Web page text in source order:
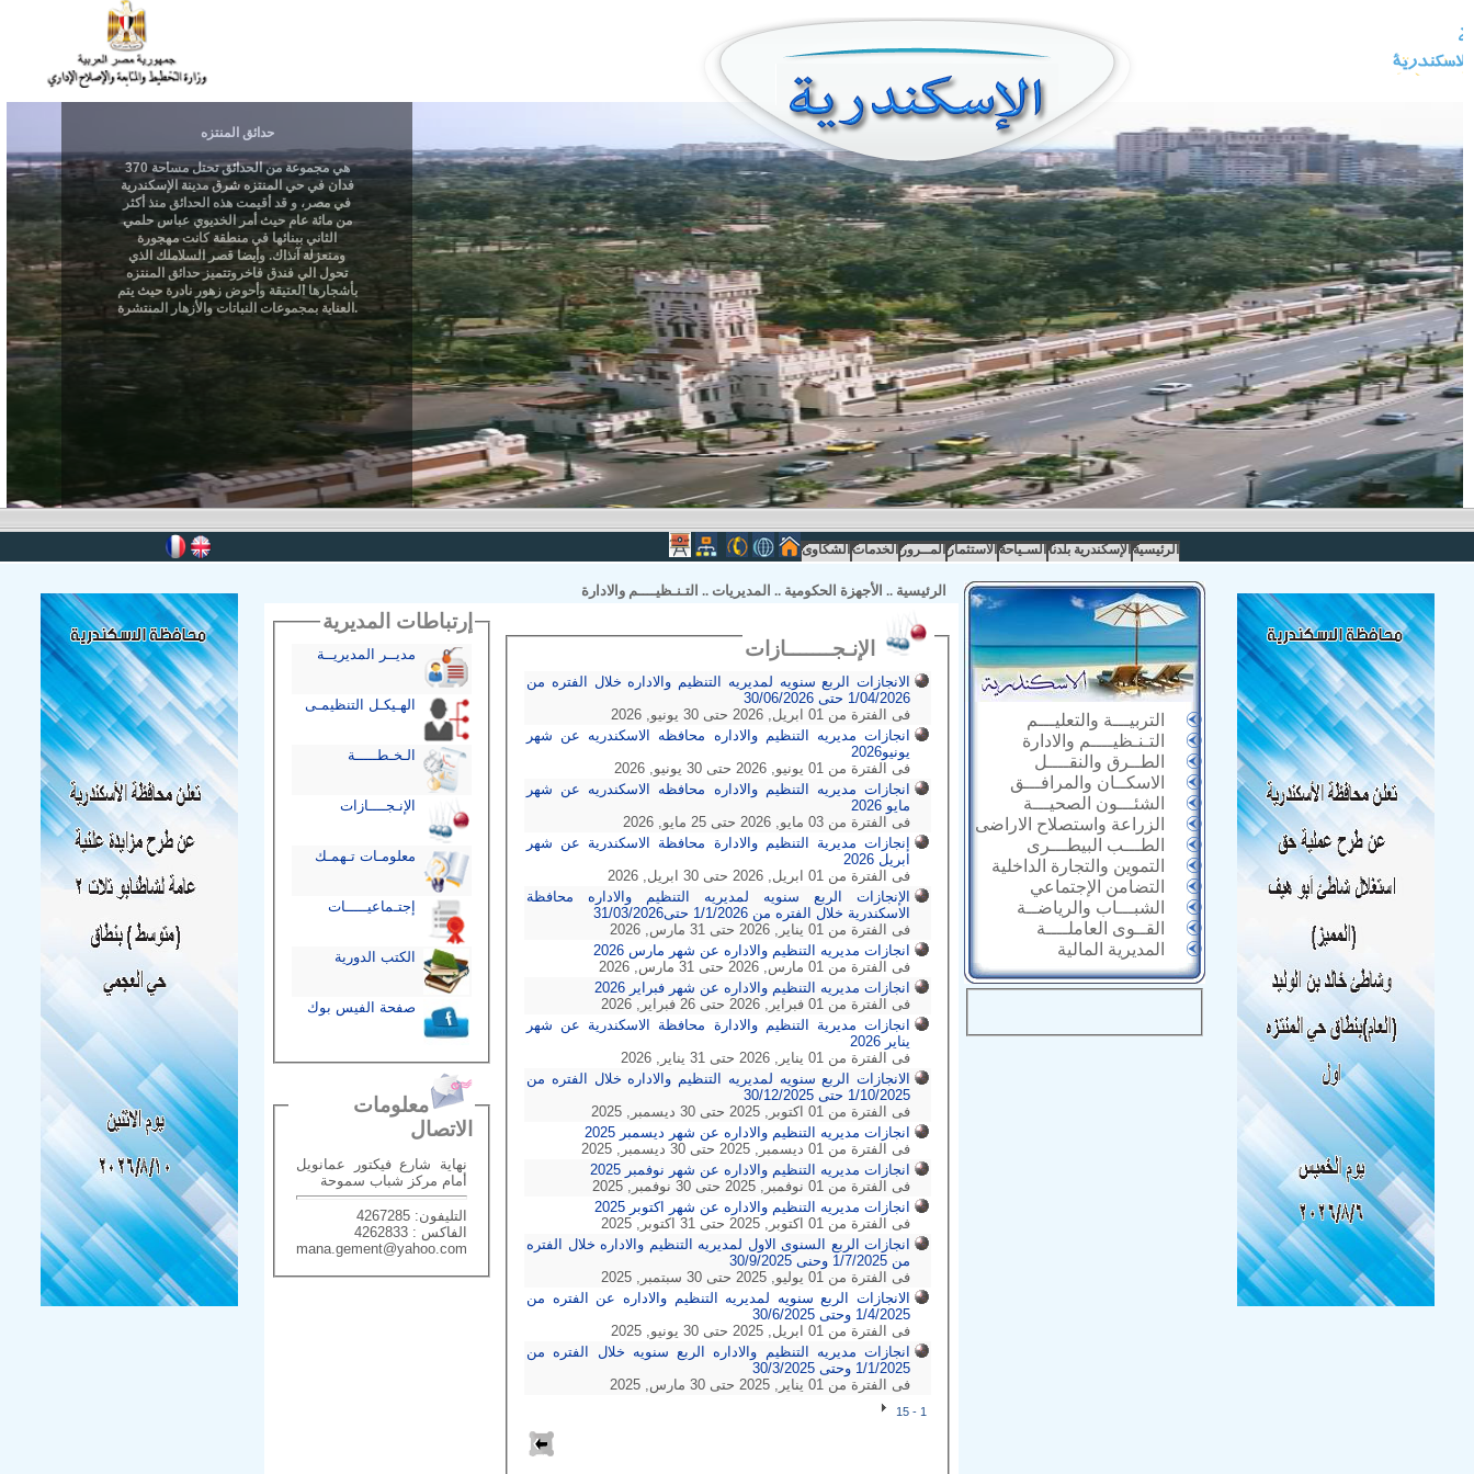
الرئيسية الإسكندرية بلدنا السـياحة الاستثمار المــرور الخدمات الشكاوى
التربيـــة والتعليـــم
التـنـظيــــم والادارة
الطــرق والنقــــل
الاسكــان والمرافـــق
الشئـــون الصحيـــة
الزراعة واستصلاح الاراضى
الطـــب البيطـــرى
التموين والتجارة الداخلية
التضامن الإجتماعي
الشبـــاب والرياضــة
القــوى العاملــــة
المديرية المالية
الرئيسية .. الأجهزة الحكومية .. المديريات .. التـنـظيــــم والادارة
الانجازات الربع سنويه لمديريه التنظيم والاداره خلال الفتره من
1/04/2026 حتى 30/06/2026
فى الفترة من 01 ابريل, 2026 حتى 30 يونيو, 2026
انجازات مديريه التنظيم والاداره محافظه الاسكندريه عن شهر
يونيو2026
فى الفترة من 01 يونيو, 2026 حتى 30 يونيو, 2026
انجازات مديريه التنظيم والاداره محافظه الاسكندريه عن شهر
مايو 2026
فى الفترة من 03 مايو, 2026 حتى 25 مايو, 2026
إنجازات مديرية التنظيم والادارة محافظة الاسكندرية عن شهر
ابريل 2026
فى الفترة من 01 ابريل, 2026 حتى 30 ابريل, 2026
الإنجازات الربع سنويه لمديريه التنظيم والاداره محافظة
الاسكندرية خلال الفتره من 1/1/2026 حتى31/03/2026
فى الفترة من 01 يناير, 2026 حتى 31 مارس, 2026
انجازات مديريه التنظيم والاداره عن شهر مارس 2026
فى الفترة من 01 مارس, 2026 حتى 31 مارس, 2026
انجازات مديريه التنظيم والاداره عن شهر فبراير 2026
فى الفترة من 01 فبراير, 2026 حتى 26 فبراير, 2026
انجازات مديرية التنظيم والادارة محافظة الاسكندرية عن شهر
يناير 2026
فى الفترة من 01 يناير, 2026 حتى 31 يناير, 2026
الانجازات الربع سنويه لمديريه التنظيم والاداره خلال الفتره من
1/10/2025 حتى 30/12/2025
فى الفترة من 01 اكتوبر, 2025 حتى 30 ديسمبر, 2025
انجازات مديريه التنظيم والاداره عن شهر ديسمبر 2025
فى الفترة من 01 ديسمبر, 2025 حتى 30 ديسمبر, 2025
انجازات مديريه التنظيم والاداره عن شهر نوفمبر 2025
فى الفترة من 01 نوفمبر, 2025 حتى 30 نوفمبر, 2025
انجازات مديريه التنظيم والاداره عن شهر اكتوبر 2025
فى الفترة من 01 اكتوبر, 2025 حتى 31 اكتوبر, 2025
انجازات الربع السنوى الاول لمديريه التنظيم والاداره خلال الفتره
من 1/7/2025 وحنى 30/9/2025
فى الفترة من 01 يوليو, 2025 حتى 30 سبتمبر, 2025
الانجازات الربع سنويه لمديريه التنظيم والاداره عن الفتره من
1/4/2025 وحتى 30/6/2025
فى الفترة من 01 ابريل, 2025 حتى 30 يونيو, 2025
انجازات مديريه التنظيم والاداره الربع سنويه خلال الفتره من
1/1/2025 وحتى 30/3/2025
فى الفترة من 01 يناير, 2025 حتى 30 مارس, 2025
1 - 15
إرتباطات المديرية
مديــر المديريــة
الهـيكـل التنظيمـى
الـخـطـــــة
الإنـجــــازات
معلومـات تـهمـك
إجتـماعيـــــات
الكتب الدورية
صفحة الفيس بوك
معلومات
الاتصال
نهاية شارع فيكتور عمانويل
أمام مركز شباب سموحة
التليفون: 4267285
الفاكس : 4262833
mana.gement@yahoo.com